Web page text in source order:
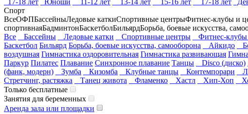
17-18 лет
Юноши 11-12 лет 13-14 лет 15-16 лет 17-18 лет
Спорт
ВсеОФПБассейныЛедовые каткиСпортивные центрыФитнес-клубы и
спортивнаяБадминтонБаскетболБильярдБорьба, боевые искусства,
Все
Бассейны Ледовые катки Спортивные центры Фитнес-
Баскетбол Бильярд Борьба, боевые искусства, самооборона Айкидо
воздушная Гимнастика оздоровительная Гимнастика развивающая
Паркур Пилатес Плавание Синхронное плавание Танцы Disco (диско)
(фанк, модерн)
Зумба Кизомба Клубные танцы Контемпорари
Стретчинг, растяжка
Танец живота Фламенко Хастл Хип-Хоп
Только бесплатные
Занятия для беременных
Аренда зала или площадки